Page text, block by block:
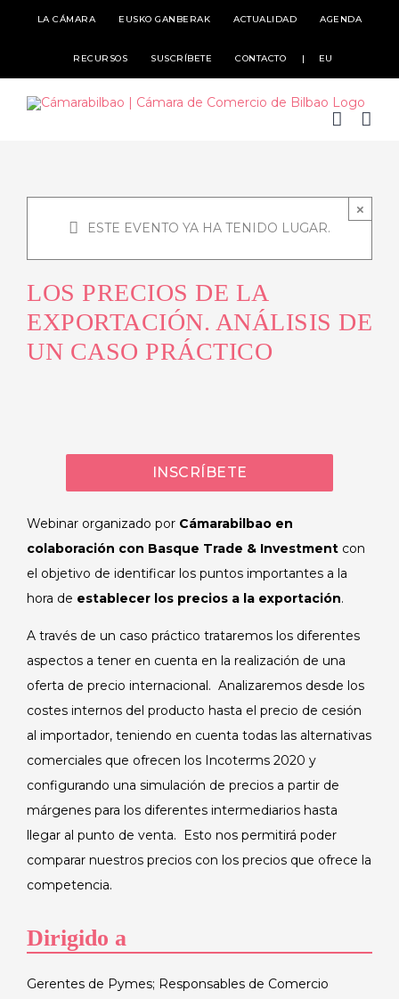
LA CÁMARA EUSKO GANBERAK ACTUALIDAD AGENDA
RECURSOS SUSCRÍBETE CONTACTO EU
×
ESTE EVENTO YA HA TENIDO LUGAR.
LOS PRECIOS DE LA
EXPORTACIÓN. ANÁLISIS DE
UN CASO PRÁCTICO
INSCRÍBETE
Webinar organizado por Cámarabilbao en
colaboración con Basque Trade & Investment con
el objetivo de identificar los puntos importantes a la
hora de establecer los precios a la exportación.
A través de un caso práctico trataremos los diferentes
aspectos a tener en cuenta en la realización de una
oferta de precio internacional. Analizaremos desde los
costes internos del producto hasta el precio de cesión
al importador, teniendo en cuenta todas las alternativas
comerciales que ofrecen los Incoterms 2020 y
configurando una simulación de precios a partir de
márgenes para los diferentes intermediarios hasta
llegar al punto de venta. Esto nos permitirá poder
comparar nuestros precios con los precios que ofrece la
competencia.
Dirigido a
Gerentes de Pymes; Responsables de Comercio